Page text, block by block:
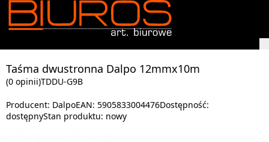
Taśma dwustronna Dalpo 12mmx10m
(0 opinii)TDDU-G9B
Producent: DalpoEAN: 5905833004476Dostępność:
dostępnyStan produktu: nowy